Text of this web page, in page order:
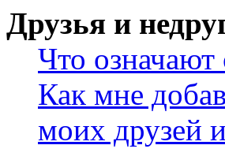
Друзья и
Что означают
Как мне
моих друзей